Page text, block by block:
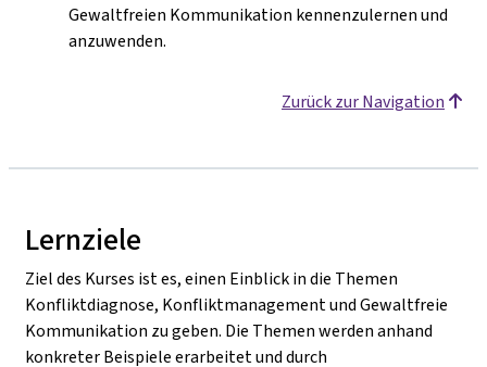
Gewaltfreien Kommunikation kennenzulernen und
anzuwenden.
Zurück zur Navigation
Lernziele
Ziel des Kurses ist es, einen Einblick in die Themen
Konfliktdiagnose, Konfliktmanagement und Gewaltfreie
Kommunikation zu geben. Die Themen werden anhand
konkreter Beispiele erarbeitet und durch